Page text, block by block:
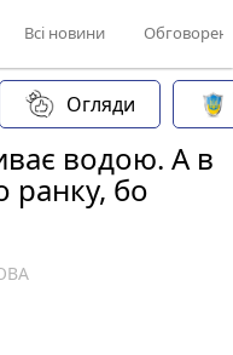
Всі новини
Огляди
водою. А в
ранку, бо